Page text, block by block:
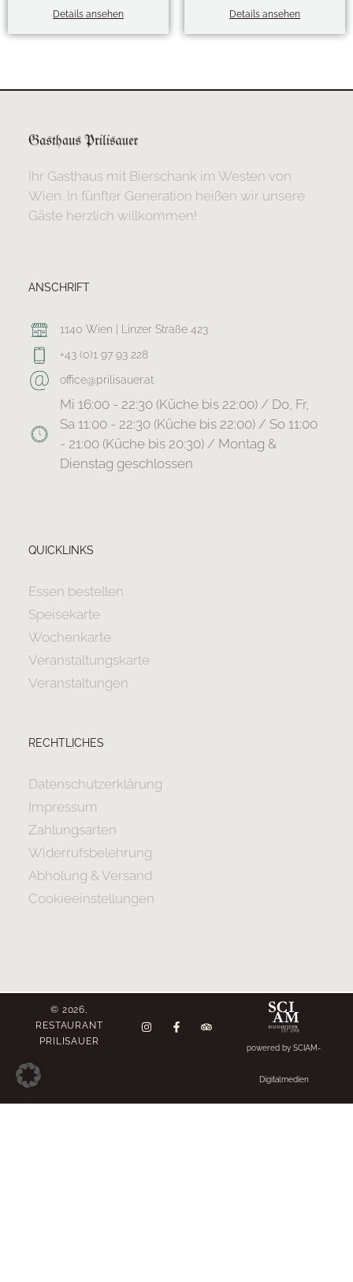
Details ansehen Details ansehen
Ihr Gasthaus mit Bierschank im Westen von
Wien. In fünfter Generation heißen wir unsere
Gäste herzlich willkommen!
ANSCHRIFT
1140 Wien | Linzer Straße 423
+43 (0)1 97 93 228
office@prilisauer.at
Mi 16:00 - 22:30 (Küche bis 22:00) / Do, Fr,
Sa 11:00 - 22:30 (Küche bis 22:00) / So 11:00
- 21:00 (Küche bis 20:30) / Montag &
Dienstag geschlossen
QUICKLINKS
Essen bestellen
Speisekarte
Wochenkarte
Veranstaltungskarte
Veranstaltungen
RECHTLICHES
Datenschutzerklärung
Impressum
Zahlungsarten
Widerrufsbelehrung
Abholung & Versand
Cookieeinstellungen
© 2026,
RESTAURANT
PRILISAUER
powered by SCIAM-
Digitalmedien